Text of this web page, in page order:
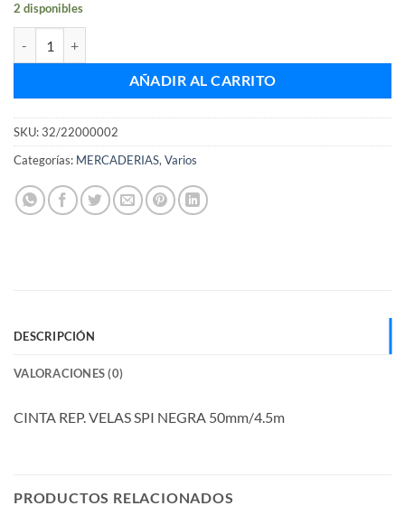
2 disponibles
AÑADIR AL CARRITO
SKU:32/22000002
Categorías: MERCADERIAS, Varios
DESCRIPCIÓN
VALORACIONES (0)
CINTA REP. VELAS SPI NEGRA 50mm/4.5m
PRODUCTOS RELACIONADOS